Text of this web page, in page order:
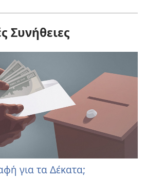
Συνήθειες
για τα Δέκατα;